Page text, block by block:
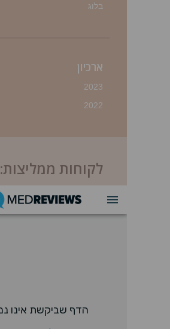
בלוג
ארכיון
2023
2022
לקוחות ממליצות: